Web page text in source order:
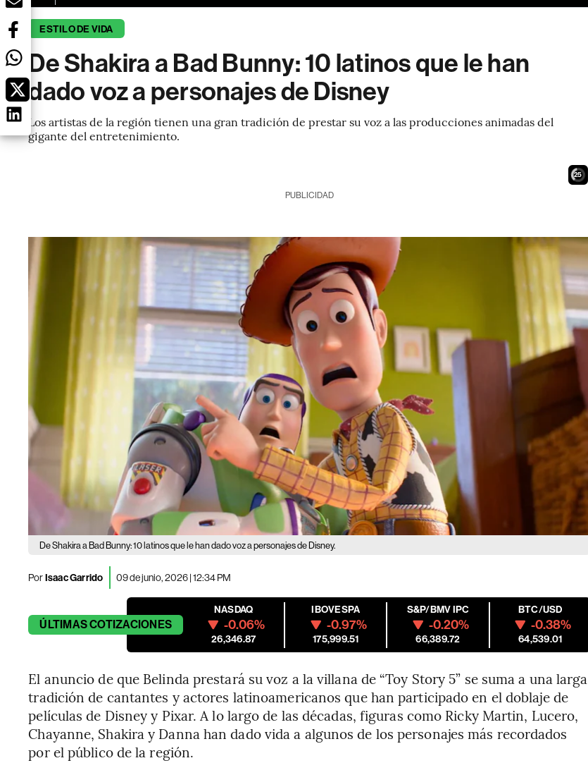
ESTILO DE VIDA
De Shakira a Bad Bunny: 10 latinos que le han
dado voz a personajes de Disney
Los artistas de la región tienen una gran tradición de prestar su voz a las producciones animadas del
gigante del entretenimiento.
24
PUBLICIDAD
De Shakira a Bad Bunny: 10 latinos que le han dado voz a personajes de Disney.
PorIsaac Garrido 09 de junio, 2026 | 12:34 PM
ÚLTIMASCOTIZACIONES
NASDAQ
-0.06%
26,346.87
IBOVESPA
-0.97%
175,999.51
S&P/BMV IPC
-0.20%
66,389.72
BTC/USD
-0.38%
64,539.01
El anuncio de que Belinda prestará su voz a la villana de “Toy Story 5” se suma a una larga
tradición de cantantes y actores latinoamericanos que han participado en el doblaje de
películas de Disney y Pixar. A lo largo de las décadas, figuras como Ricky Martin, Lucero,
Chayanne, Shakira y Danna han dado vida a algunos de los personajes más recordados
por el público de la región.